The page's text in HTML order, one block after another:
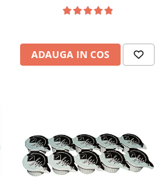
ADAUGA IN COS